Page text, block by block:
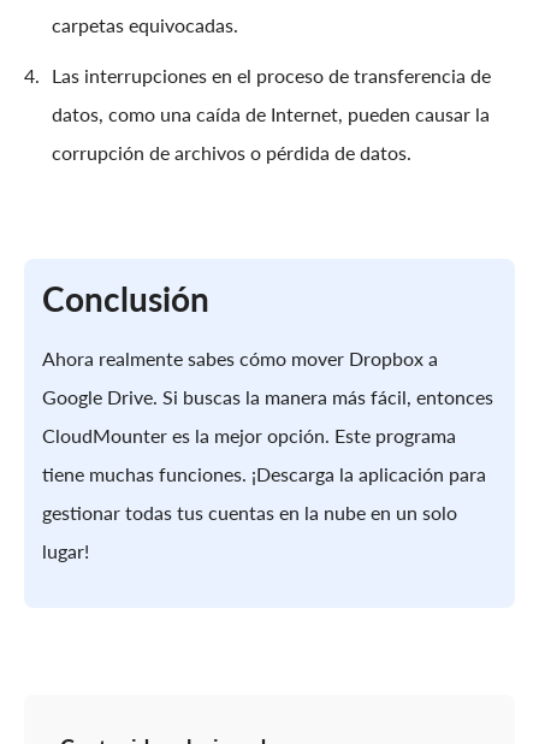
carpetas equivocadas.
Las interrupciones en el proceso de transferencia de
datos, como una caída de Internet, pueden causar la
corrupción de archivos o pérdida de datos.
Conclusión
Ahora realmente sabes cómo mover Dropbox a
Google Drive. Si buscas la manera más fácil, entonces
CloudMounter es la mejor opción. Este programa
tiene muchas funciones. ¡Descarga la aplicación para
gestionar todas tus cuentas en la nube en un solo
lugar!